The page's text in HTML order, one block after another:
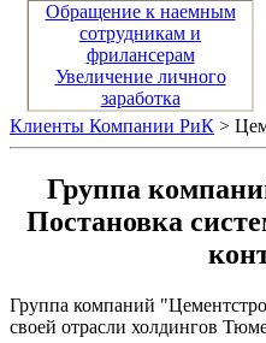
Обращение к наемным
сотрудникам и
фрилансерам
Увеличение личного
заработка
Клиенты Компании РиК >
Группа
Постановка
Группа компаний
своей отрасли холдингов